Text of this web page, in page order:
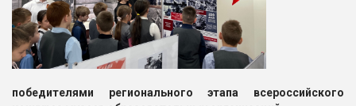
победителями регионального этапа всероссийского